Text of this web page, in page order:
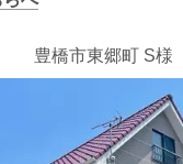
豊橋市東郷町 S様